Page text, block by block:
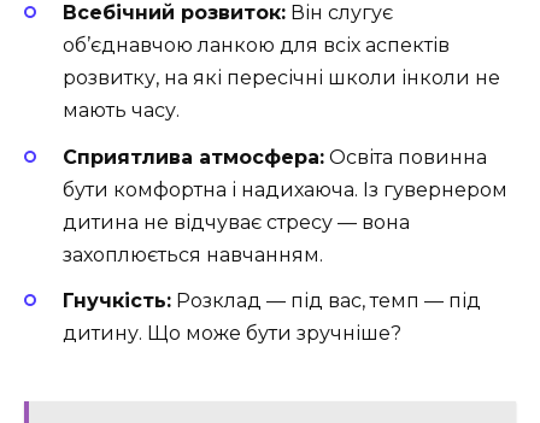
Всебічний розвиток: Він слугує
об’єднавчою ланкою для всіх аспектів
розвитку, на які пересічні школи інколи не
мають часу.
Сприятлива атмосфера: Освіта повинна
бути комфортна і надихаюча. Із гувернером
дитина не відчуває стресу — вона
захоплюється навчанням.
Гнучкість: Розклад — під вас, темп — під
дитину. Що може бути зручніше?